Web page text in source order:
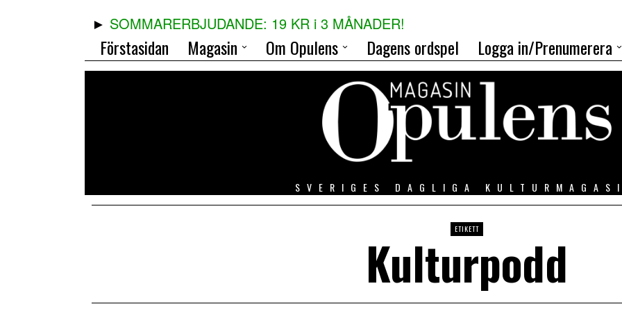
SOMMARERBJUDANDE: 19 KR i 3 MÅNADER!
Förstasidan Magasin Om Opulens Dagens ordspel Logga in/Prenumerera
SVERIGES DAGLIGA
ETIKETT
Kulturpodd